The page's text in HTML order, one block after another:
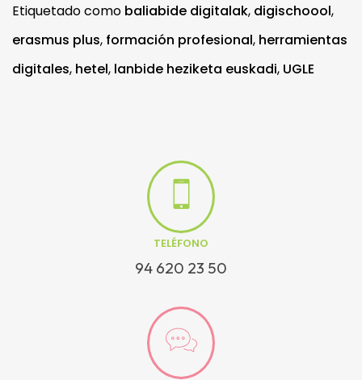
Etiquetado como baliabide digitalak, digischoool,
erasmus plus, formación profesional, herramientas
digitales, hetel, lanbide heziketa euskadi, UGLE
TELÉFONO
94 620 23 50